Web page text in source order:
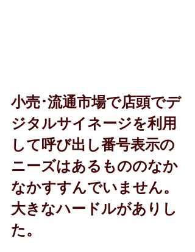
小売･流通市場で店頭でデ
ジタルサイネージを利用
して呼び出し番号表示の
ニーズはあるもののなか
なかすすんでいません。
大きなハードルがありし
た。